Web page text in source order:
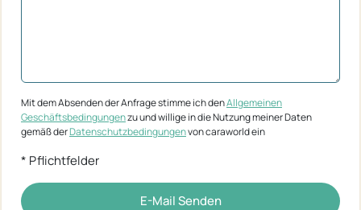
Mit dem Absenden der Anfrage stimme ich denAllgemeinen
Geschäftsbedingungenzu und willige in die Nutzung meiner Daten
gemäß derDatenschutzbedingungenvon caraworld ein
* Pflichtfelder
E-Mail Senden